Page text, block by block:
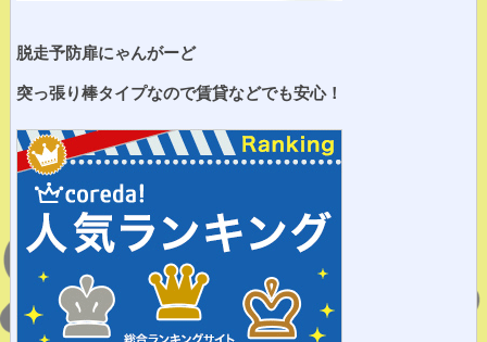
脱走予防扉にゃんがーど
突っ張り棒タイプなので賃貸などでも安心！